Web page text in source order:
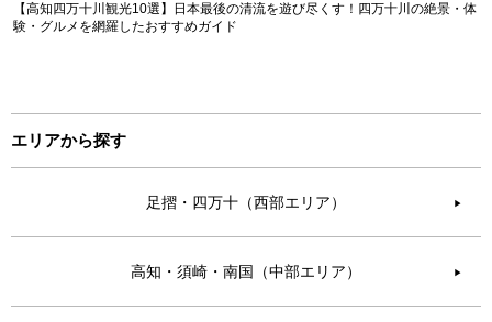
【高知四万十川観光10選】日本最後の清流を遊び尽くす！四万十川の絶景・体
験・グルメを網羅したおすすめガイド
エリアから探す
足摺・四万十（西部エリア） ▶︎
高知・須崎・南国（中部エリア） ▶︎